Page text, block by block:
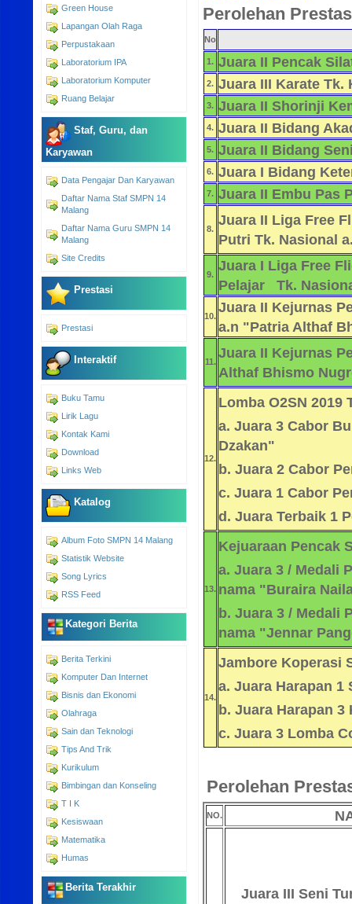
Green House
Lapangan Olah Raga
Perpustakaan
Laboratorium IPA
Laboratorium Komputer
Ruang Belajar
Staf, Guru, dan
Karyawan
Data Pengajar Dan Karyawan
Daftar Nama Staf SMPN 14
Malang
Daftar Nama Guru SMPN 14
Malang
Site Credits
Prestasi
Prestasi
Interaktif
Buku Tamu
Lirik Lagu
Kontak Kami
Download
Links Web
Katalog
Album Foto SMPN 14 Malang
Statistik Website
Song Lyrics
RSS Feed
Kategori Berita
Berita Terkini
Komputer Dan Internet
Bisnis dan Ekonomi
Olahraga
Sain dan Teknologi
Tips And Trik
Kurikulum
Bimbingan dan Konseling
T I K
Kesiswaan
Matematika
Humas
Berita Terakhir
Perolehan
No
1. Juara II Pencak
2. Juara III Karate
3. Juara II Shorinji
4. Juara II Bidang
5. Juara II Bidang
6. Juara I Bidang
7. Juara II Embu Pas
8.
Juara II Liga Free
Putri Tk. Nasional
9.
Juara I Liga Free
Pelajar Tk.
10.
Juara II Kejurnas
a.n "Patria Althaf
11.
Juara II Kejurnas
Althaf Bhismo
12.
Lomba O2SN 2019
a. Juara 3 Cabor
Dzakan"
b. Juara 2 Cabor
c. Juara 1 Cabor
d. Juara Terbaik 1
13.
Kejuaraan Pencak
a. Juara 3 / Medali
nama "Buraira
b. Juara 3 / Medali
nama "Jennar
14.
Jambore Koperasi
a. Juara Harapan 1
b. Juara Harapan
c. Juara 3 Lomba
Perolehan
NO.
Juara III Seni